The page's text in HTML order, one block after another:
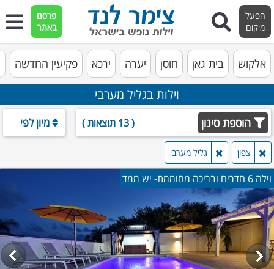
הפעל
מיקום
פרסם
באתר
אלקוש בית גאן חוסן יערה ירכא פקיעין החדשה
וילות בגליל מערבי
הוספת סינון ( 13 תוצאות ) מיון לפי
צפון גליל מערבי
וילה 6 חדרים ובריכה מחוממת- יש ממד